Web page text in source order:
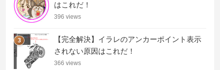
はこれだ！
396 views
3
【完全解決】イラレのアンカーポイント表示
されない原因はこれだ！
366 views